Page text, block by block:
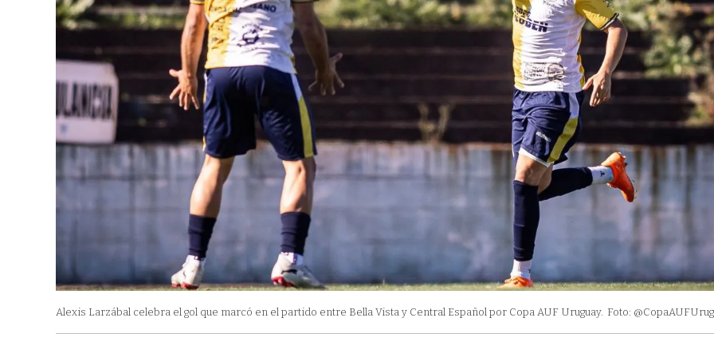
Alexis Larzábal celebra el gol que marcó en el partido entre Bella Vista y Central Español por Copa AUF Uruguay. Foto: